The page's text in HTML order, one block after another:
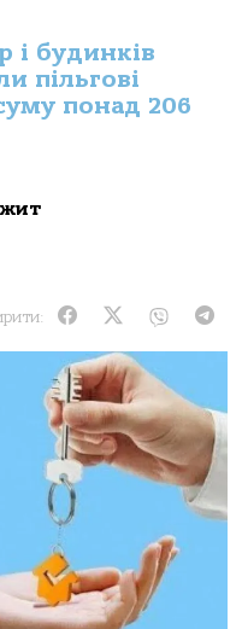
і будинків
пільгові
понад 206